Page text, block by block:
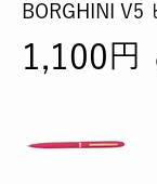
BORGHINI V5
1,100